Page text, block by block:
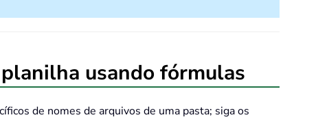
usando fórmulas
de nomes de arquivos de uma pasta; siga os